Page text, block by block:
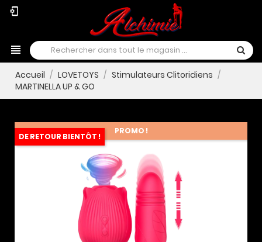
phonelink_setup
view_headline
Accueil LOVETOYS
Stimulateurs Clitoridiens
MARTINELLA UP & GO
PROMO !
DE RETOUR BIENTÔT !